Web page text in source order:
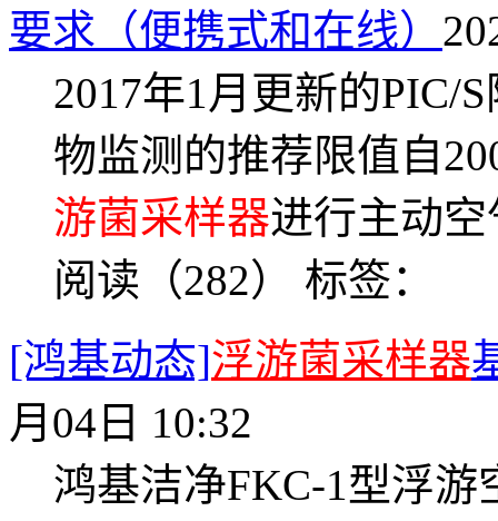
要求（便携式和在线）
2017年1月更新的PIC/
物监测的推荐限值自
游菌采样器进行主动
阅读（282） 标签：
[鸿基动态]浮游菌采样器
月04日 10:32
鸿基洁净FKC-1型浮